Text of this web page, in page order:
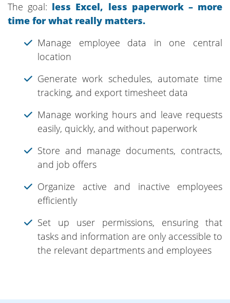
The goal: less Excel, less paperwork – more
time for what really matters.
Manage employee data in one central
location
Generate work schedules, automate time
tracking, and export timesheet data
Manage working hours and leave requests
easily, quickly, and without paperwork
Store and manage documents, contracts,
and job offers
Organize active and inactive employees
efficiently
Set up user permissions, ensuring that
tasks and information are only accessible to
the relevant departments and employees